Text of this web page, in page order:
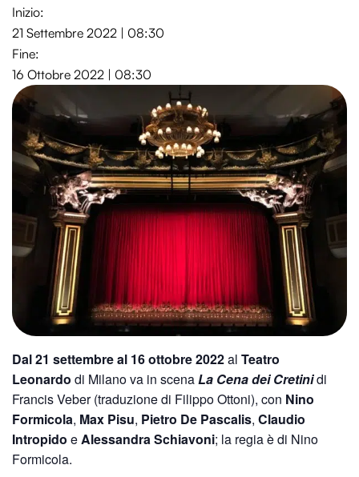
Inizio:
21 Settembre 2022 | 08:30
Fine:
16 Ottobre 2022 | 08:30
Dal 21 settembre al 16 ottobre 2022al Teatro
Leonardo di Milano va in scenaLa Cena dei Cretinidi
Francis Veber (traduzione di Filippo Ottoni), con Nino
Formicola, Max Pisu, Pietro De Pascalis, Claudio
Intropido eAlessandra Schiavoni; la regia è di Nino
Formicola.